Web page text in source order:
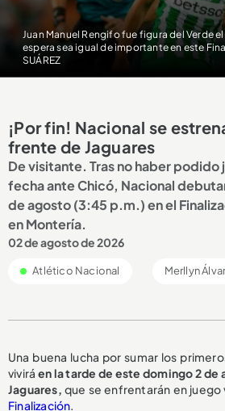
Juan Manuel Rengifo fue figura del Verde
espera sea igual de importante en este
SUÁREZ
¡Por fin! Nacional se
frente de Jaguares
De visitante. Tras no haber podido
fecha ante Chicó, Nacional
de agosto (3:45 p.m.) en el
en Montería.
02 de agosto de 2026
Atlético Nacional Merllyn
Una buena lucha por sumar los
vivirá en la tarde de este domingo 2 de
Jaguares, que se enfrentarán en juego
Finalización.